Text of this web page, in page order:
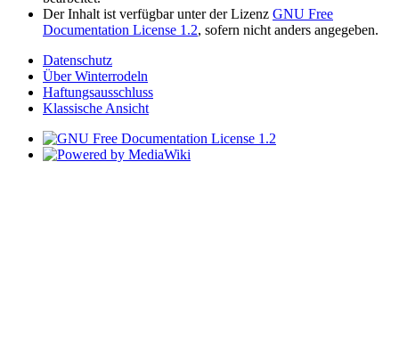
Der Inhalt ist verfügbar unter der Lizenz GNU Free
Documentation License 1.2, sofern nicht anders angegeben.
Datenschutz
Über Winterrodeln
Haftungsausschluss
Klassische Ansicht